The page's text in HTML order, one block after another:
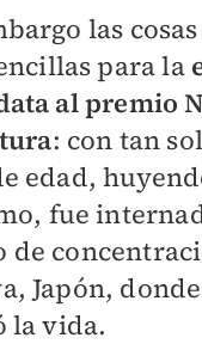
las
para la
al premio
: con tan
edad,
fue
de
Japón,
la vida.